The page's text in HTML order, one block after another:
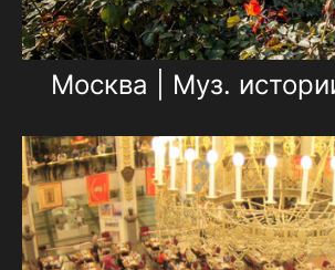
Москва | Муз.